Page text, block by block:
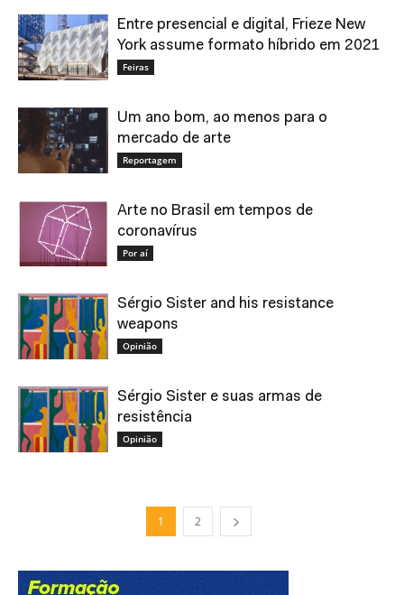
Entre presencial e digital, Frieze New
York assume formato híbrido em 2021
Feiras
Um ano bom, ao menos para o
mercado de arte
Reportagem
Arte no Brasil em tempos de
coronavírus
Por aí
Sérgio Sister and his resistance
weapons
Opinião
Sérgio Sister e suas armas de
resistência
Opinião
1 2